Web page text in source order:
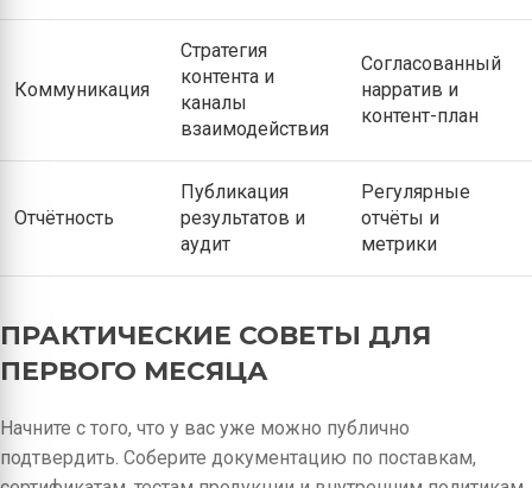
Коммуникация
Стратегия
контента и
каналы
взаимодействия
Согласованный
нарратив и
контент-план
Отчётность
Публикация
результатов и
аудит
Регулярные
отчёты и
метрики
ПРАКТИЧЕСКИЕ СОВЕТЫ ДЛЯ
ПЕРВОГО МЕСЯЦА
Начните с того, что у вас уже можно публично
подтвердить. Соберите документацию по поставкам,